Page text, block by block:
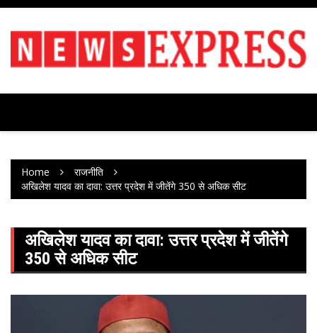
Skip
content
Home
राजनीति
अखिलेश यादव का दावा: उत्तर प्रदेश में जीतेंगे 350 से अधिक सीट
अखिलेश यादव का दावा: उत्तर प्रदेश में जीतेंगे
350 से अधिक सीट